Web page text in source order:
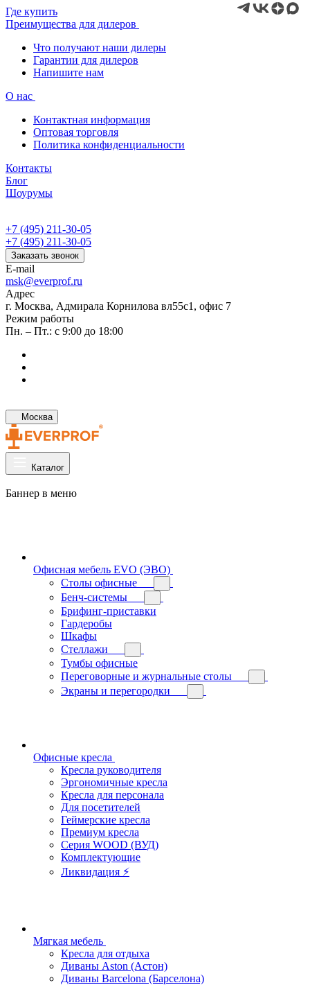
Где купить
Преимущества для дилеров
Что получают наши дилеры
Гарантии для дилеров
Напишите нам
О нас
Контактная информация
Оптовая торговля
Политика конфиденциальности
Контакты
Блог
Шоурумы
+7 (495) 211-30-05
+7 (495) 211-30-05
Заказать звонок
E-mail
msk@everprof.ru
Адрес
г. Москва, Адмирала Корнилова вл55с1, офис 7
Режим работы
Пн. – Пт.: с 9:00 до 18:00
Москва
Каталог
Баннер в меню
Офисная мебель EVO (ЭВО)
Cтолы офисные
Бенч-системы
Брифинг-приставки
Гардеробы
Шкафы
Стеллажи
Тумбы офисные
Переговорные и журнальные столы
Экраны и перегородки
Офисные кресла
Кресла руководителя
Эргономичные кресла
Кресла для персонала
Для посетителей
Геймерские кресла
Премиум кресла
Серия WOOD (ВУД)
Комплектующие
Ликвидация ⚡
Мягкая мебель
Кресла для отдыха
Диваны Aston (Астон)
Диваны Barcelona (Барселона)